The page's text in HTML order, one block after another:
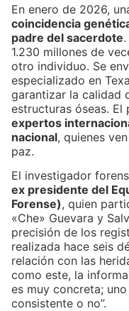
En enero de 2026,
coincidencia
padre del sacerdote
1.230 millones de
otro individuo. Se
especializado en
garantizar la calidad
estructuras óseas.
expertos
nacional, quienes
paz.
El investigador
ex presidente del
Forense), quien
«Che» Guevara y
precisión de los
realizada hace seis
relación con las
como este, la
es muy concreta;
consistente o no”.